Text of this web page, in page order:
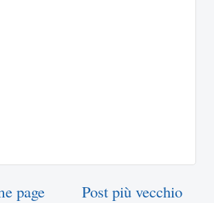
Post più vecchio
page